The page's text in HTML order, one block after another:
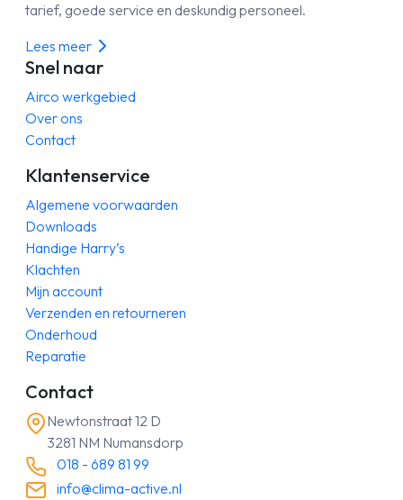
tarief, goede service en deskundig personeel.
Lees meer
Snel naar
Airco werkgebied
Over ons
Contact
Klantenservice
Algemene voorwaarden
Downloads
Handige Harry’s
Klachten
Mijn account
Verzenden en retourneren
Onderhoud
Reparatie
Contact
Newtonstraat 12 D
3281 NM Numansdorp
018 - 689 81 99
info@clima-active.nl